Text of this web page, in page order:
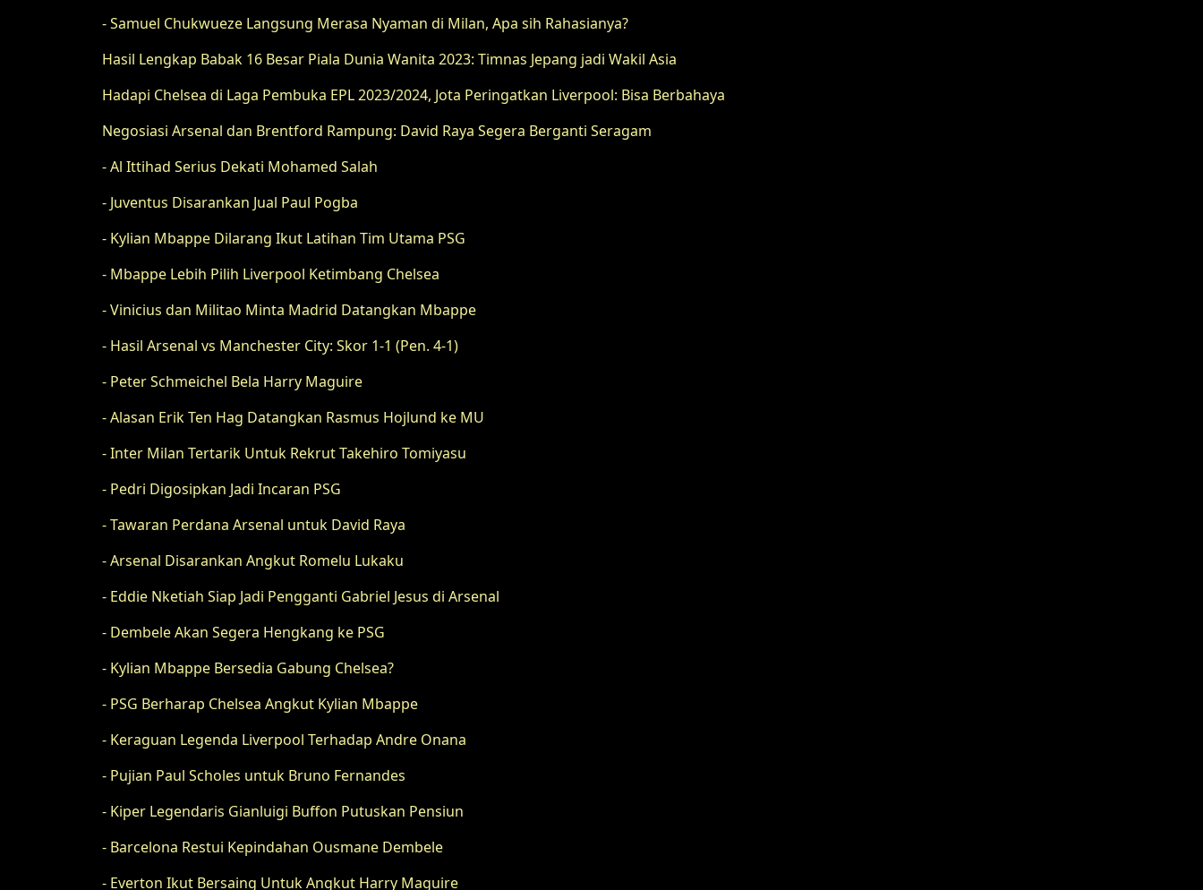
- Samuel Chukwueze Langsung Merasa Nyaman di Milan, Apa sih Rahasianya?
Hasil Lengkap Babak 16 Besar Piala Dunia Wanita 2023: Timnas Jepang jadi Wakil Asia
Hadapi Chelsea di Laga Pembuka EPL 2023/2024, Jota Peringatkan Liverpool: Bisa Berbahaya
Negosiasi Arsenal dan Brentford Rampung: David Raya Segera Berganti Seragam
- Al Ittihad Serius Dekati Mohamed Salah
- Juventus Disarankan Jual Paul Pogba
- Kylian Mbappe Dilarang Ikut Latihan Tim Utama PSG
- Mbappe Lebih Pilih Liverpool Ketimbang Chelsea
- Vinicius dan Militao Minta Madrid Datangkan Mbappe
- Hasil Arsenal vs Manchester City: Skor 1-1 (Pen. 4-1)
- Peter Schmeichel Bela Harry Maguire
- Alasan Erik Ten Hag Datangkan Rasmus Hojlund ke MU
- Inter Milan Tertarik Untuk Rekrut Takehiro Tomiyasu
- Pedri Digosipkan Jadi Incaran PSG
- Tawaran Perdana Arsenal untuk David Raya
- Arsenal Disarankan Angkut Romelu Lukaku
- Eddie Nketiah Siap Jadi Pengganti Gabriel Jesus di Arsenal
- Dembele Akan Segera Hengkang ke PSG
- Kylian Mbappe Bersedia Gabung Chelsea?
- PSG Berharap Chelsea Angkut Kylian Mbappe
- Keraguan Legenda Liverpool Terhadap Andre Onana
- Pujian Paul Scholes untuk Bruno Fernandes
- Kiper Legendaris Gianluigi Buffon Putuskan Pensiun
- Barcelona Restui Kepindahan Ousmane Dembele
- Everton Ikut Bersaing Untuk Angkut Harry Maguire